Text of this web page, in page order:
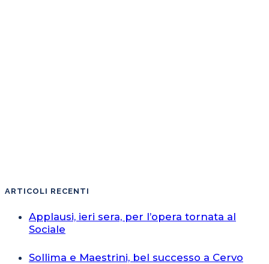
ARTICOLI RECENTI
Applausi, ieri sera, per l’opera tornata al
Sociale
Sollima e Maestrini, bel successo a Cervo